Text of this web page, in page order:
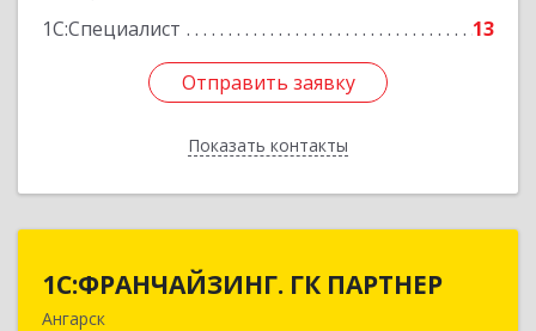
1С:Специалист
13
Отправить заявку
Показать контакты
Отправить заявку
Назад
1С:ФРАНЧАЙЗИНГ. ГК ПАРТНЕР
Ангарск
1С:ФРАНЧАЙЗИНГ. ГК ПАРТНЕР